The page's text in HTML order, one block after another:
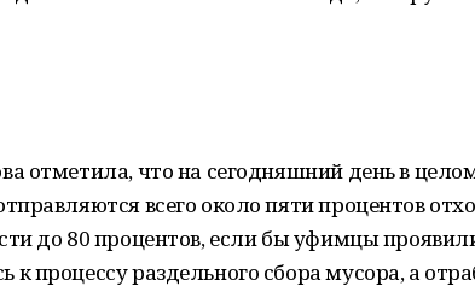
отметила, что на сегодняшний день в
всего около пяти процентов
до 80 процентов, если бы уфимцы
к процессу раздельного сбора мусора, а